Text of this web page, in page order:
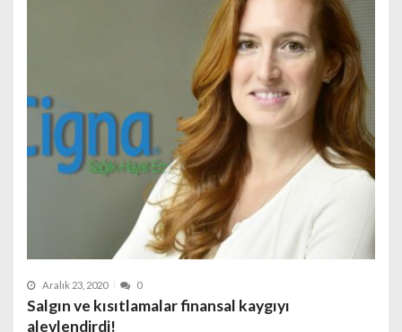
Aralık 23, 2020 0
Salgın ve kısıtlamalar finansal kaygıyı
alevlendirdi!